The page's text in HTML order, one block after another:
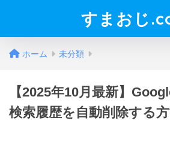
すまおじ
ホーム 未分類
【2025年10月最新】
検索履歴を自動削除する